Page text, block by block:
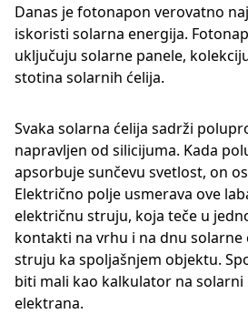
Danas je fotonapon verovatno
iskoristi solarna energija.
uključuju solarne panele,
stotina solarnih ćelija.
Svaka solarna ćelija sadrži
napravljen od silicijuma. Kada
apsorbuje sunčevu svetlost, on
Električno polje usmerava ove
električnu struju, koja teče u
kontakti na vrhu i na dnu solarne
struju ka spoljašnjem objektu.
biti mali kao kalkulator na
elektrana.